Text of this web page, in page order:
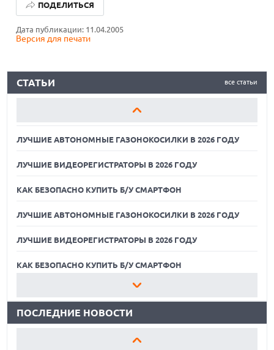
Дата публикации: 11.04.2005
Версия для печати
ПОДЕЛИТЬСЯ
все статьи
СТАТЬИ
ЛУЧШИЕ ВИДЕОРЕГИСТРАТОРЫ В 2026 ГОДУ
КАК БЕЗОПАСНО КУПИТЬ Б/У СМАРТФОН
КАК БЕЗОПАСНО КУПИТЬ Б/У СМАРТФОН
ЛУЧШИЕ АВТОНОМНЫЕ ГАЗОНОКОСИЛКИ В 2026 ГОДУ
ЛУЧШИЕ ВИДЕОРЕГИСТРАТОРЫ В 2026 ГОДУ
КАК БЕЗОПАСНО КУПИТЬ Б/У СМАРТФОН
ЛУЧШИЕ АВТОНОМНЫЕ ГАЗОНОКОСИЛКИ В 2026 ГОДУ
ЛУЧШИЕ ВИДЕОРЕГИСТРАТОРЫ В 2026 ГОДУ
КАК БЕЗОПАСНО КУПИТЬ Б/У СМАРТФОН
ЛУЧШИЕ АВТОНОМНЫЕ ГАЗОНОКОСИЛКИ В 2026 ГОДУ
ЛУЧШИЕ ВИДЕОРЕГИСТРАТОРЫ В 2026 ГОДУ
КАК БЕЗОПАСНО КУПИТЬ Б/У СМАРТФОН
ПОСЛЕДНИЕ НОВОСТИ
07.08.2026
ПОВТОРИТ УСПЕХ ЛЕГЕНДАРНЫХ МОДЕЛЕЙ КОМПАНИИ
ВСЕХ ПОЛЬЗОВАТЕЛЕЙ CHATGPT